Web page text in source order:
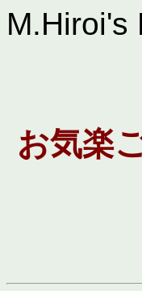
M.Hiroi's
お気楽